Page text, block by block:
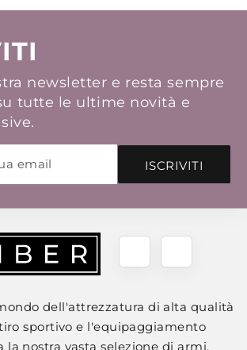
newsletter e resta sempre
tutte le ultime novità e
ISCRIVITI
dell'attrezzatura di alta qualità
sportivo e l'equipaggiamento
la nostra vasta selezione di armi,